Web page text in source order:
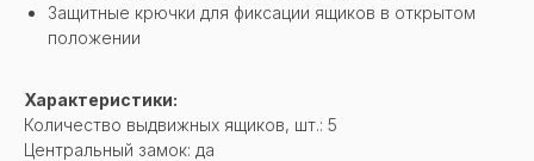
Защитные крючки для фиксации ящиков в открытом
положении
Характеристики:
Количество выдвижных ящиков, шт.: 5
Центральный замок: да